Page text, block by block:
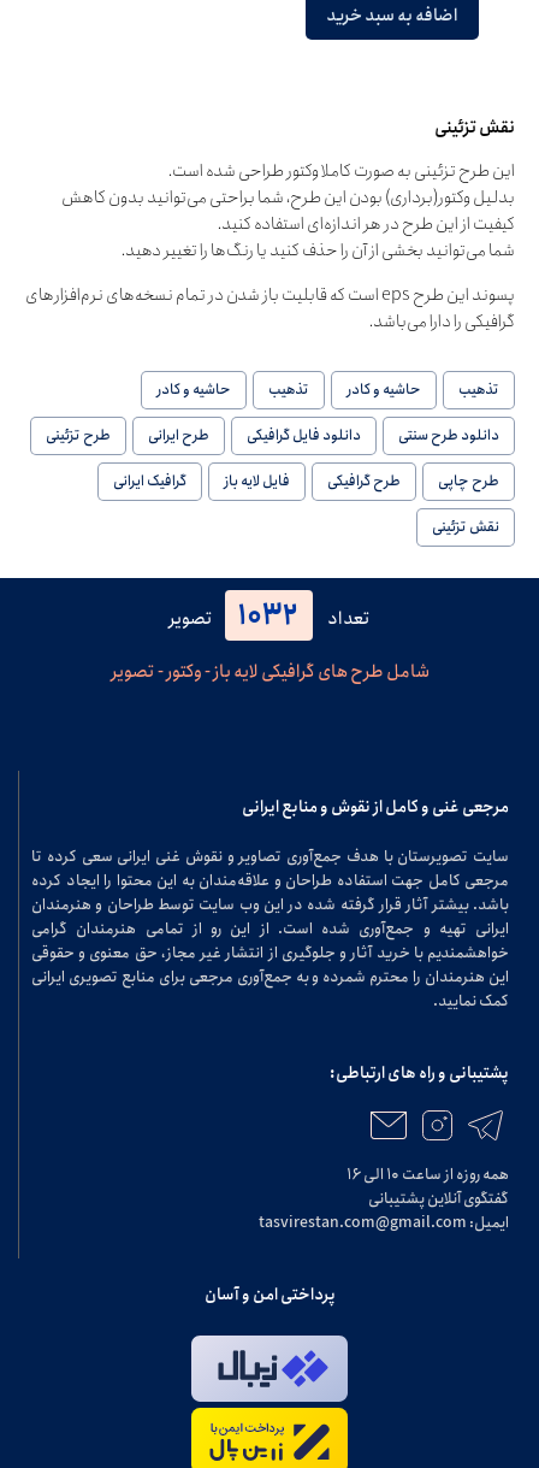
اضافه به سبد خرید
نقش تزئینی
این طرح تزئینی به صورت کاملا وکتور طراحی شده است.
بدلیل وکتور(برداری) بودن این طرح، شما براحتی می‌توانید بدون کاهش
کیفیت از این طرح در هر اندازه‌ای استفاده کنید.
شما می‌توانید بخشی از آن را حذف کنید یا رنگ‌ها را تغییر دهید.
پسوند این طرح eps است که قابلیت باز شدن در تمام نسخه‌های نرم‌افزارهای
گرافیکی را دارا می‌باشد.
تذهیب حاشیه و کادر تذهیب
حاشیه و کادر
دانلود طرح سنتی
دانلود فایل گرافیکی طرح ایرانی
طرح تزئینی
طرح چاپی
طرح گرافیکی فایل لایه باز
گرافیک ایرانی
نقش تزئینی
تعداد 1032
تصویر
شامل طرح های گرافیکی لایه باز - وکتور - تصویر
مرجعی غنی و کامل از نقوش و منابع ایرانی
سایت تصویرستان با هدف جمع‌آوری تصاویر و نقوش غنی ایرانی سعی کرده تا
مرجعی کامل جهت استفاده طراحان و علاقه‌مندان به این محتوا را ایجاد کرده
باشد. بیشتر آثار قرار گرفته شده در این وب سایت توسط طراحان و هنرمندان
ایرانی تهیه و جمع‌آوری شده است. از این رو از تمامی هنرمندان گرامی
خواهشمندیم با خرید آثار و جلوگیری از انتشار غیر مجاز، حق معنوی و حقوقی
این هنرمندان را محترم شمرده و به جمع‌آوری مرجعی برای منابع تصویری ایرانی
کمک نمایید.
پشتیبانی و راه های ارتباطی:
همه روزه از ساعت ۱۰ الی ۱۶
گفتگوی آنلاین پشتیبانی
ایمیل: tasvirestan.com@gmail.com
پرداختی امن و آسان